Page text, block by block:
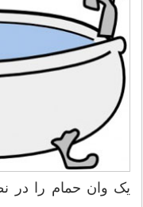
یک وان حمام را در